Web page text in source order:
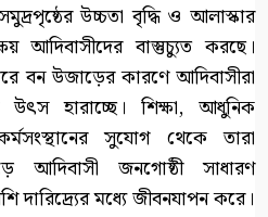
উচ্চতা বৃদ্ধি ও আলাস্কার
বাস্তুচ্যুত করছে।
বন উজাড়ের কারণে আদিবাসীরা
হারাচ্ছে। শিক্ষা, আধুনিক
সুযোগ থেকে তারা
আদিবাসী জনগোষ্ঠী সাধারণ
মধ্যে জীবনযাপন করে।